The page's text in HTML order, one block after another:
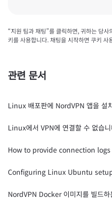
“지원 팀과 채팅”를 클릭하면, 귀하는 당사
키를 사용합니다. 채팅을 시작하면 쿠키
관련 문서
Linux 배포판에 NordVPN 앱을 설
Linux에서 VPN에 연결할 수 없습
How to provide connection
Configuring Linux Ubuntu
NordVPN Docker 이미지를 빌드하